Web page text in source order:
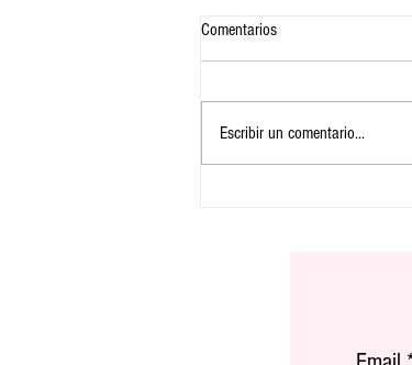
Comentarios
Escribir un comentario...